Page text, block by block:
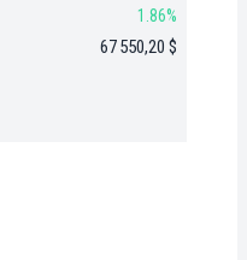
1.86%
67 550,20 $